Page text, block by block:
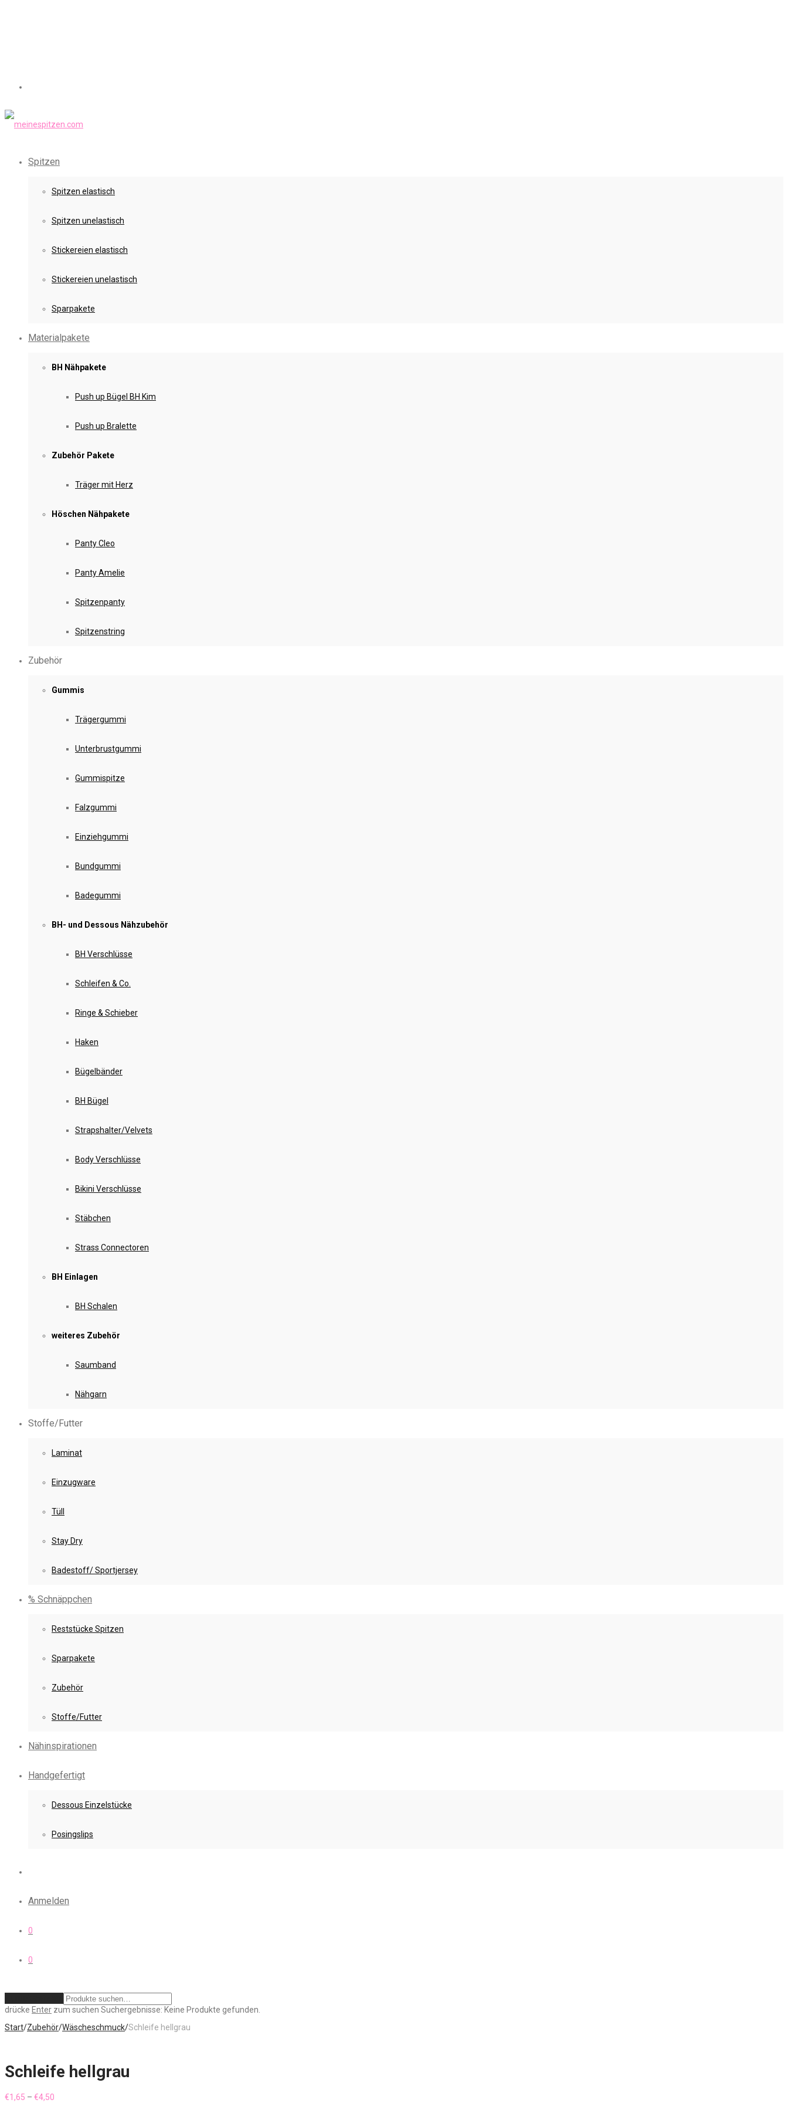
Spitzen
Spitzen elastisch
Spitzen unelastisch
Stickereien elastisch
Stickereien unelastisch
Sparpakete
Materialpakete
BH Nähpakete
Push up Bügel BH Kim
Push up Bralette
Zubehör Pakete
Träger mit Herz
Höschen Nähpakete
Panty Cleo
Panty Amelie
Spitzenpanty
Spitzenstring
Zubehör
Gummis
Trägergummi
Unterbrustgummi
Gummispitze
Falzgummi
Einziehgummi
Bundgummi
Badegummi
BH- und Dessous Nähzubehör
BH Verschlüsse
Schleifen & Co.
Ringe & Schieber
Haken
Bügelbänder
BH Bügel
Strapshalter/Velvets
Body Verschlüsse
Bikini Verschlüsse
Stäbchen
Strass Connectoren
BH Einlagen
BH Schalen
weiteres Zubehör
Saumband
Nähgarn
Stoffe/Futter
Laminat
Einzugware
Tüll
Stay Dry
Badestoff/ Sportjersey
% Schnäppchen
Reststücke Spitzen
Sparpakete
Zubehör
Stoffe/Futter
Nähinspirationen
Handgefertigt
Dessous Einzelstücke
Posingslips
Anmelden
0
0
drücke Enter zum suchen Suchergebnisse: Keine Produkte gefunden.
Start/Zubehör/Wäscheschmuck/Schleife hellgrau
Schleife hellgrau
€1,65 – €4,50